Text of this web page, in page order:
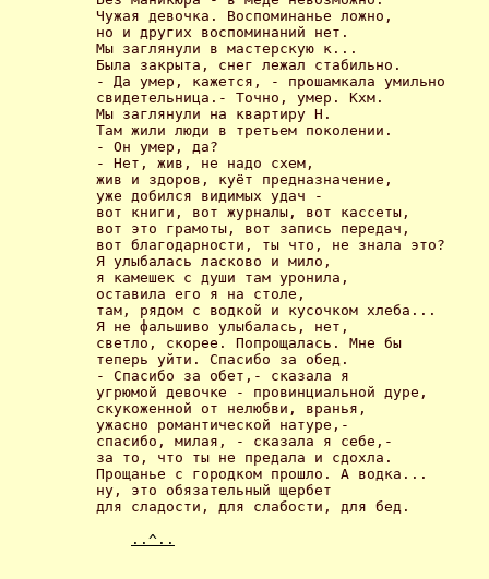
Чужая девочка. Воспоминанье ложно,
но и других воспоминаний нет.
Мы заглянули в мастерскую к...
Была закрыта, снег лежал стабильно.
- Да умер, кажется, - прошамкала умильно
свидетельница.- Точно, умер. Кхм.
Мы заглянули на квартиру Н.
Там жили люди в третьем поколении.
- Он умер, да?
- Нет, жив, не надо схем,
жив и здоров, куёт предназначение,
уже добился видимых удач -
вот книги, вот журналы, вот кассеты,
вот это грамоты, вот запись передач,
вот благодарности, ты что, не знала это?
Я улыбалась ласково и мило,
я камешек с души там уронила,
оставила его я на столе,
там, рядом с водкой и кусочком хлеба...
Я не фальшиво улыбалась, нет,
светло, скорее. Попрощалась. Мне бы
теперь уйти. Спасибо за обед.
- Спасибо за обет,- сказала я
угрюмой девочке - провинциальной дуре,
скукоженной от нелюбви, вранья,
ужасно романтической натуре,-
спасибо, милая, - сказала я себе,-
за то, что ты не предала и сдохла.
Прощанье с городком прошло. А водка...
ну, это обязательный щербет
для сладости, для слабости, для бед.
..^..